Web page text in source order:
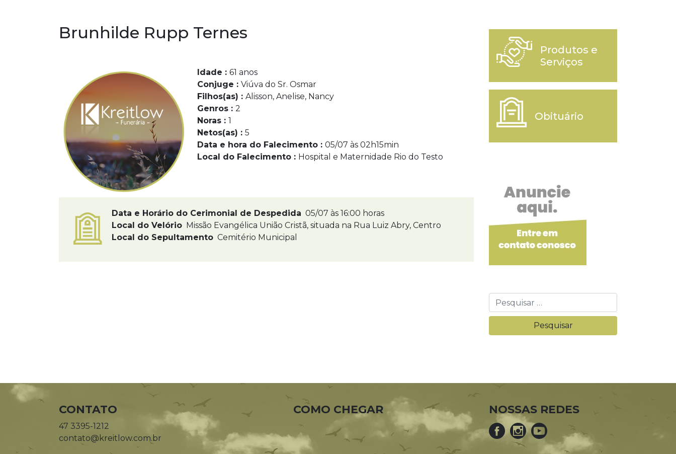
Brunhilde Rupp Ternes
Idade : 61 anos
Conjuge : Viúva do Sr. Osmar
Filhos(as) : Alisson, Anelise, Nancy
Genros : 2
Noras : 1
Netos(as) : 5
Data e hora do Falecimento : 05/07 às 02h15min
Local do Falecimento : Hospital e Maternidade Rio do Testo
Data e Horário do Cerimonial de Despedida 05/07 às 16:00 horas
Local do Velório Missão Evangélica União Cristã, situada na Rua Luiz Abry, Centro
Local do Sepultamento Cemitério Municipal
Produtos e
Serviços
Obituário
CONTATO
47 3395-1212
contato@kreitlow.com.br
COMO CHEGAR NOSSAS REDES